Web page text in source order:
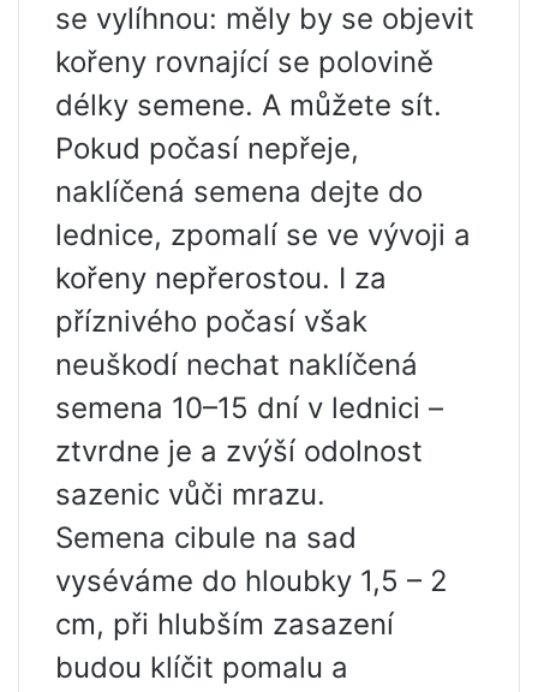
se vylíhnou: měly by se objevit
kořeny rovnající se polovině
délky semene. A můžete sít.
Pokud počasí nepřeje,
naklíčená semena dejte do
lednice, zpomalí se ve vývoji a
kořeny nepřerostou. I za
příznivého počasí však
neuškodí nechat naklíčená
semena 10–15 dní v lednici –
ztvrdne je a zvýší odolnost
sazenic vůči mrazu.
Semena cibule na sad
vyséváme do hloubky 1,5 – 2
cm, při hlubším zasazení
budou klíčit pomalu a